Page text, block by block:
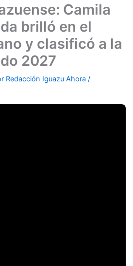
Camila
brilló en el
y clasificó a la
2027
Redacción Iguazu Ahora /